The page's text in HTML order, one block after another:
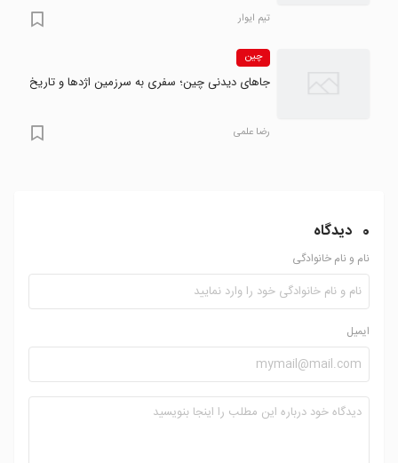
تیم ایوار
چین
جاهای دیدنی چین؛ سفری به سرزمین اژدها و تاریخ
رضا علمی
0 دیدگاه
نام و نام خانوادگی
ایمیل